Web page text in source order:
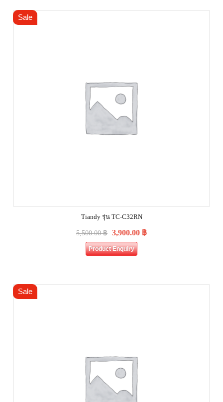
Sale
Tiandy รุ่น TC-C32RN
5,500.00฿ 3,900.00 ฿
Product Enquiry
Sale